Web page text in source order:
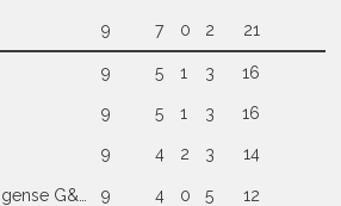
9 7 0 2 21
9 5 1 3 16
9 5 1 3 16
9 4 2 3 14
9 4 0 5 12